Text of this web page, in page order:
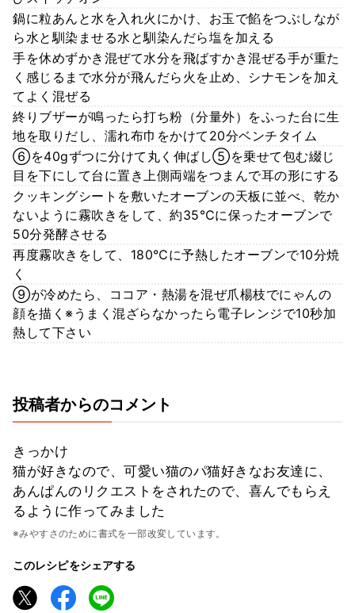
鍋に粒あんと水を入れ火にかけ、お玉で餡をつぶしなが
ら水と馴染ませる水と馴染んだら塩を加える
手を休めずかき混ぜて水分を飛ばすかき混ぜる手が重た
く感じるまで水分が飛んだら火を止め、シナモンを加え
てよく混ぜる
終りブザーが鳴ったら打ち粉（分量外）をふった台に生
地を取りだし、濡れ布巾をかけて20分ベンチタイム
⑥を40gずつに分けて丸く伸ばし⑤を乗せて包む綴じ
目を下にして台に置き上側両端をつまんで耳の形にする
クッキングシートを敷いたオーブンの天板に並べ、乾か
ないように霧吹きをして、約35℃に保ったオーブンで
50分発酵させる
再度霧吹きをして、180℃に予熱したオーブンで10分焼
く
⑨が冷めたら、ココア・熱湯を混ぜ爪楊枝でにゃんの
顔を描く※うまく混ざらなかったら電子レンジで10秒加
熱して下さい
投稿者からのコメント
きっかけ
猫が好きなので、可愛い猫のパ猫好きなお友達に、
あんぱんのリクエストをされたので、喜んでもらえ
るように作ってみました
※みやすさのために書式を一部改変しています。
このレシピをシェアする